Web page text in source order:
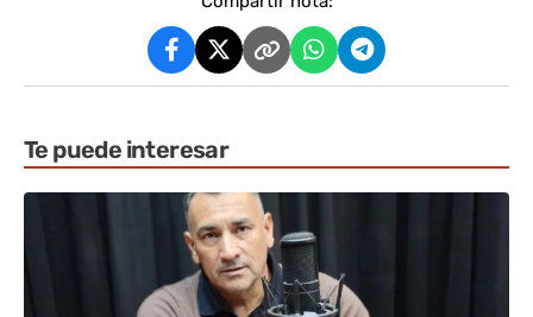
Te puede interesar